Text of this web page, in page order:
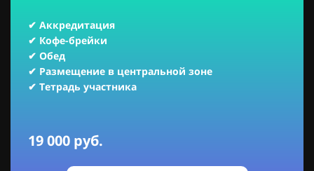
✔ Аккредитация
✔ Кофе-брейки
✔ Обед
✔ Размещение в центральной зоне
✔ Тетрадь участника
19 000 руб.